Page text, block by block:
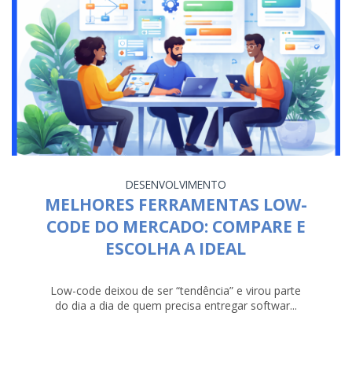
DESENVOLVIMENTO
MELHORES FERRAMENTAS LOW-
CODE DO MERCADO: COMPARE E
ESCOLHA A IDEAL
Low-code deixou de ser “tendência” e virou parte
do dia a dia de quem precisa entregar softwar...